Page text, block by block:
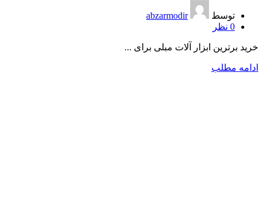
توسط
abzarmodir
0 نظر
خرید برترین ابزار آلات مبلی برای ...
ادامه مطلب